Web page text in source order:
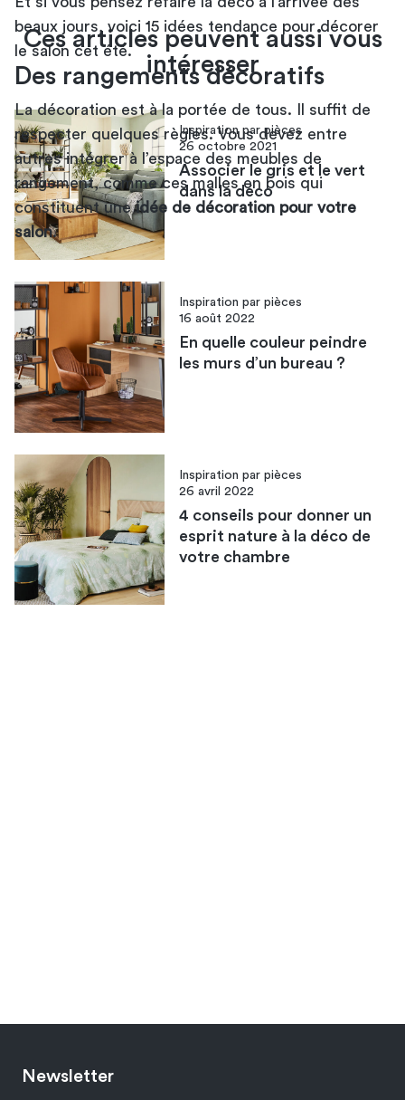
beaux jours, voici 15 idées tendance pour décorer
le salon cet été.
Des rangements décoratifs
La décoration est à la portée de tous. Il suffit de
respecter quelques règles. Vous devez entre
autres intégrer à l’espace des meubles de
rangement, comme ces malles en bois qui
constituent uneidée de décoration pour votre
salon.
Ces articles peuvent aussi vous
intéresser
Inspiration par pièces
26 octobre 2021
Associer le gris et le vert
dans la déco
Inspiration par pièces
16 août 2022
En quelle couleur peindre
les murs d’un bureau ?
Inspiration par pièces
26 avril 2022
4 conseils pour donner un
esprit nature à la déco de
votre chambre
Newsletter